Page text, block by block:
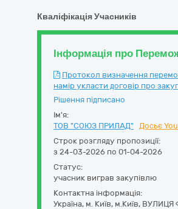
Кваліфікація Учасників
Інформація про
Протокол визначення
намір укласти договір про
Рішення підписано
Ім'я:
ТОВ "СОЮЗ ПРИЛАД"
Досьє
Строк розгляду пропозиції:
з 24-03-2026 по 01-04-2026
Статус:
учасник виграв закупівлю
Контактна інформація:
Україна, м. Київ, м.Київ, ВУЛИЦЯ